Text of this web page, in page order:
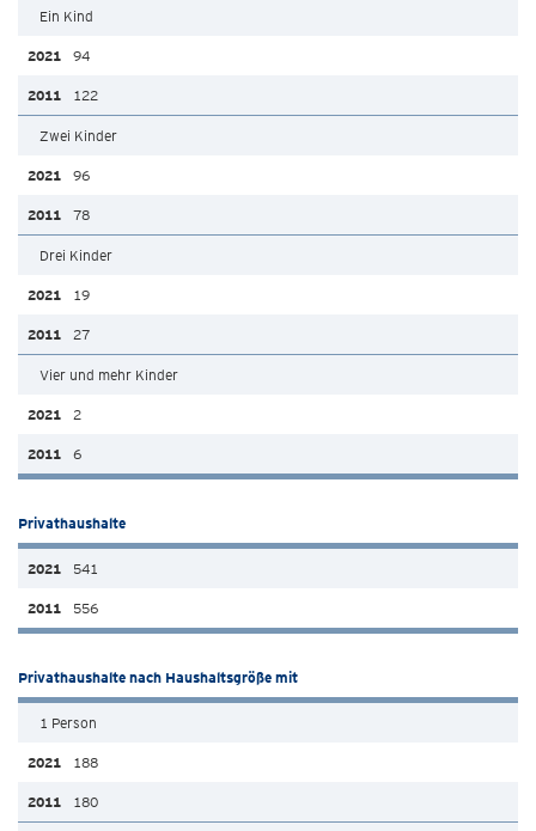
Ein Kind
94
122
Zwei Kinder
96
78
Drei Kinder
19
27
Vier und mehr Kinder
2
6
Privathaushalte
541
556
Privathaushalte nach Haushaltsgröße mit
1 Person
188
180